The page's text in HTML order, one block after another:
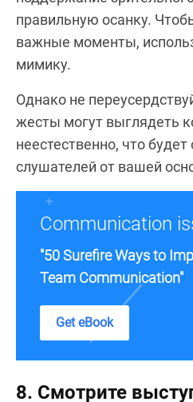
правильную осанку.
важные моменты,
мимику.
Однако не
жесты могут выглядеть
неестественно, что будет
слушателей от вашей
Communication
"50 Surefire Ways to
Team Communication"
Get eBook
8. Смотрите